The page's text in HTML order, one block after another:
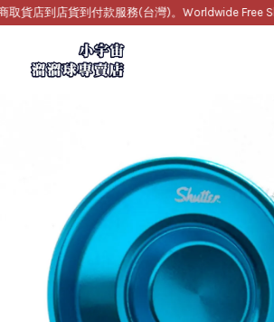
貨店到店貨到付款服務(台灣)。Worldwide Free